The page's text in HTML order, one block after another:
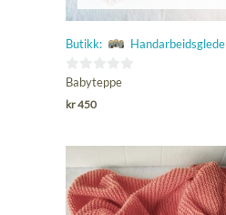
Butikk: Handarbeidsglede
0
ut
Babyteppe
kr450